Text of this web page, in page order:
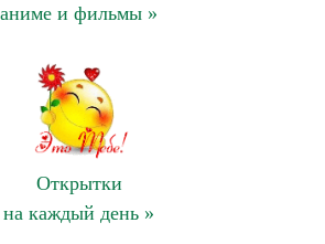
аниме и фильмы »
Открытки
на каждый день »